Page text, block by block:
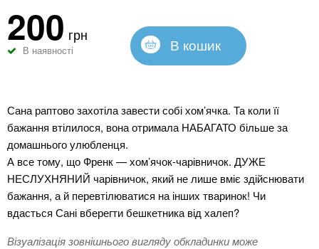
200 грн
В наявності В кошик
Сана раптово захотіла завести собі хом’ячка. Та коли її
бажання втілилося, вона отримала НАБАГАТО більше за
домашнього улюбленця.
А все тому, що Френк — хом’ячок-чарівничок. ДУЖЕ
НЕСЛУХНЯНИЙ чарівничок, який не лише вміє здійснювати
бажання, а й перевтілюватися на інших тваринок! Чи
вдасться Сані вберегти бешкетника від халеп?
Візуалізація зовнішнього вигляду обкладинки може